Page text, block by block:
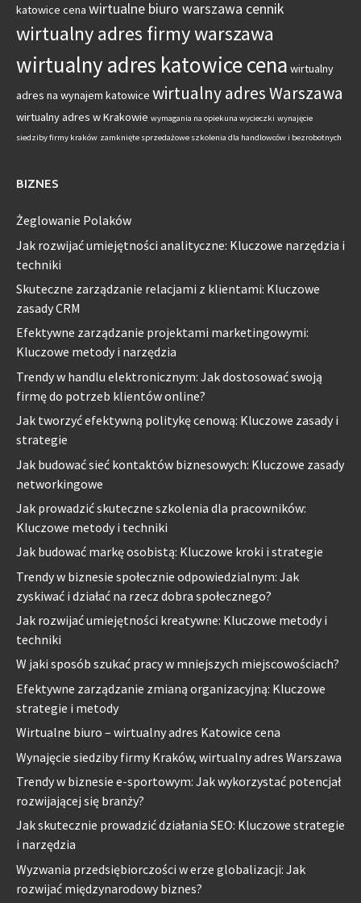
katowice cena wirtualne biuro warszawa cennik
wirtualny adres firmy warszawa
wirtualny adres katowice cena wirtualny
adres na wynajem katowice wirtualny adres Warszawa
wirtualny adres w Krakowie wymagania na opiekuna wycieczki wynajęcie
siedziby firmy kraków zamknięte sprzedażowe szkolenia dla handlowców i bezrobotnych
BIZNES
Żeglowanie Polaków
Jak rozwijać umiejętności analityczne: Kluczowe narzędzia i
techniki
Skuteczne zarządzanie relacjami z klientami: Kluczowe
zasady CRM
Efektywne zarządzanie projektami marketingowymi:
Kluczowe metody i narzędzia
Trendy w handlu elektronicznym: Jak dostosować swoją
firmę do potrzeb klientów online?
Jak tworzyć efektywną politykę cenową: Kluczowe zasady i
strategie
Jak budować sieć kontaktów biznesowych: Kluczowe zasady
networkingowe
Jak prowadzić skuteczne szkolenia dla pracowników:
Kluczowe metody i techniki
Jak budować markę osobistą: Kluczowe kroki i strategie
Trendy w biznesie społecznie odpowiedzialnym: Jak
zyskiwać i działać na rzecz dobra społecznego?
Jak rozwijać umiejętności kreatywne: Kluczowe metody i
techniki
W jaki sposób szukać pracy w mniejszych miejscowościach?
Efektywne zarządzanie zmianą organizacyjną: Kluczowe
strategie i metody
Wirtualne biuro – wirtualny adres Katowice cena
Wynajęcie siedziby firmy Kraków, wirtualny adres Warszawa
Trendy w biznesie e-sportowym: Jak wykorzystać potencjał
rozwijającej się branży?
Jak skutecznie prowadzić działania SEO: Kluczowe strategie
i narzędzia
Wyzwania przedsiębiorczości w erze globalizacji: Jak
rozwijać międzynarodowy biznes?